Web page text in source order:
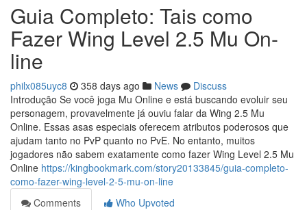
Guia Completo: Tais como
Fazer Wing Level 2.5 Mu On-
line
philx085uyc8 358 days ago News
Discuss
Introdução Se você joga Mu Online e está buscando evoluir seu
personagem, provavelmente já ouviu falar da Wing 2.5 Mu
Online. Essas asas especiais oferecem atributos poderosos que
ajudam tanto no PvP quanto no PvE. No entanto, muitos
jogadores não sabem exatamente como fazer Wing Level 2.5 Mu
Online https://kingbookmark.com/story20133845/guia-completo-
como-fazer-wing-level-2-5-mu-on-line
Comments
Who Upvoted